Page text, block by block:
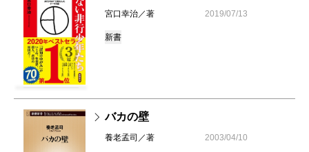
宮口幸治／著 2019/07/13
新書
バカの壁
養老孟司／著 2003/04/10